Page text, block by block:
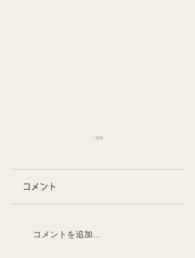
釣パラダイスフリー
コメント
コメントを追加…